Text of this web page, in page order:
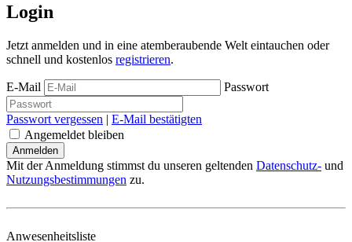
Login
Jetzt anmelden und in eine atemberaubende Welt eintauchen oder
schnell und kostenlos registrieren.
E-Mail Passwort
Passwort vergessen | E-Mail bestätigten
Angemeldet bleiben
Mit der Anmeldung stimmst du unseren geltenden Datenschutz- und
Nutzungsbestimmungen zu.
Anwesenheitsliste